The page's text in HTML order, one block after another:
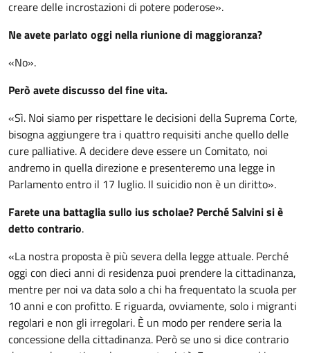
creare delle incrostazioni di potere poderose».
Ne avete parlato oggi nella riunione di maggioranza?
«No».
Però avete discusso del fine vita.
«Sì. Noi siamo per rispettare le decisioni della Suprema Corte,
bisogna aggiungere tra i quattro requisiti anche quello delle
cure palliative. A decidere deve essere un Comitato, noi
andremo in quella direzione e presenteremo una legge in
Parlamento entro il 17 luglio. Il suicidio non è un diritto».
Farete una battaglia sullo ius scholae? Perché Salvini si è
detto contrario.
«La nostra proposta è più severa della legge attuale. Perché
oggi con dieci anni di residenza puoi prendere la cittadinanza,
mentre per noi va data solo a chi ha frequentato la scuola per
10 anni e con profitto. E riguarda, ovviamente, solo i migranti
regolari e non gli irregolari. È un modo per rendere seria la
concessione della cittadinanza. Però se uno si dice contrario